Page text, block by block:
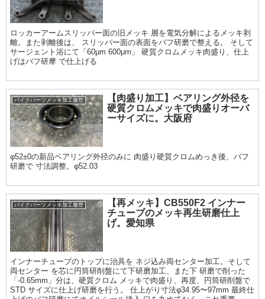
ロッカーアームスリッパー面の旧メッキ 層を電気分解によるメッキ剥
離。また剥離後は、 スリッパー面の表面をバフ研磨で整える。 そして
サージェント浴にて「60μm 600μm」 硬質クロムメッキ肉盛り、仕上
げはバフ研摩 で仕上げる
バイクパーツメッキ加工履歴
【肉盛り加工】ベアリング外径を
硬質クロムメッキで肉盛りオーバ
ーサイズに。大阪府
φ52±0の新品ベアリング外径のみに 肉盛り硬質クロムめっき後、バフ
研磨で 寸法調整。φ52.03
バイクパーツメッキ加工履歴
【再メッキ】CB550F2 インナー
チューブのメッキ再生研磨仕上
げ。愛知県
インナーチューブのトップに治具を ネジ込み両センター加工。そして
両センター を芯に円筒研削盤にて下研磨加工、また下 研磨で削った
「-0.65mm」分は、硬質クロム メッキで肉盛り、再度、円筒研削盤で
STD サイズに仕上げ研磨を行う。 仕上がり寸法φ34.95〜97mm 最終仕